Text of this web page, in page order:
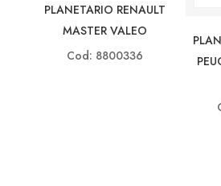
PLANETARIO RENAULT
MASTER VALEO
Cod: 8800336